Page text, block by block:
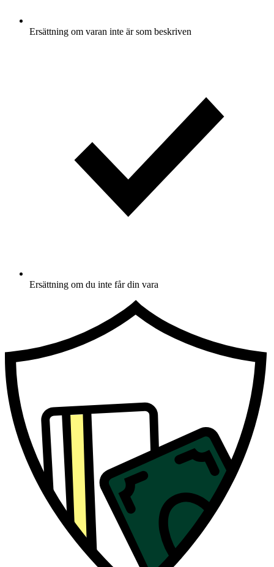
Ersättning om varan inte är som beskriven
Ersättning om du inte får din vara